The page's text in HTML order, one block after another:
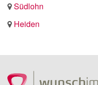
Südlohn
Heiden